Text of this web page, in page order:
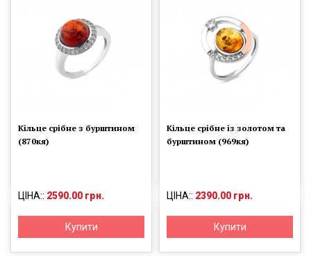
Кільце срібне з бурштином
(870кя)
ЦІНА:: 2590.00 грн.
Купити
Кільце срібне із золотом та
бурштином (969кя)
ЦІНА:: 2390.00 грн.
Купити